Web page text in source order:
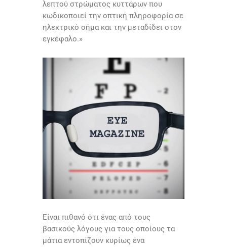
λεπτού στρώματος κυττάρων που
κωδικοποιεί την οπτική πληροφορία σε
ηλεκτρικό σήμα και την μεταδίδει στον
εγκέφαλο.»
Είναι πιθανό ότι ένας από τους
βασικούς λόγους για τους οποίους τα
μάτια εντοπίζουν κυρίως ένα